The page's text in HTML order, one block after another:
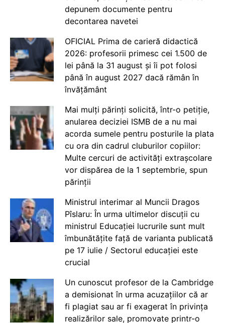
depunem documente pentru
decontarea navetei
OFICIAL Prima de carieră didactică
2026: profesorii primesc cei 1.500 de
lei până la 31 august și îi pot folosi
până în august 2027 dacă rămân în
învățământ
Mai mulți părinți solicită, într-o petiție,
anularea deciziei ISMB de a nu mai
acorda sumele pentru posturile la plata
cu ora din cadrul cluburilor copiilor:
Multe cercuri de activități extrașcolare
vor dispărea de la 1 septembrie, spun
părinții
Ministrul interimar al Muncii Dragos
Pîslaru: În urma ultimelor discuții cu
ministrul Educației lucrurile sunt mult
îmbunătățite față de varianta publicată
pe 17 iulie / Sectorul educației este
crucial
Un cunoscut profesor de la Cambridge
a demisionat în urma acuzațiilor că ar
fi plagiat sau ar fi exagerat în privința
realizărilor sale, promovate printr-o